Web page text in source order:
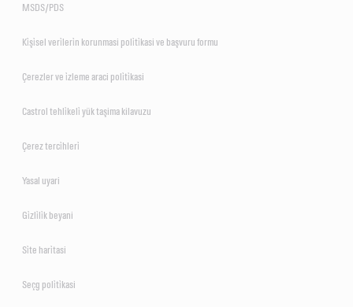
MSDS/PDS
Ki̇şi̇sel veri̇leri̇n korunmasi poli̇ti̇kasi ve başvuru formu
Çerezler ve i̇zleme araci poli̇ti̇kasi
Castrol tehli̇keli̇ yük taşima kilavuzu
Çerez terci̇hleri̇
Yasal uyari
Gi̇zli̇li̇k beyani
Si̇te hari̇tasi
Seçg poli̇ti̇kasi